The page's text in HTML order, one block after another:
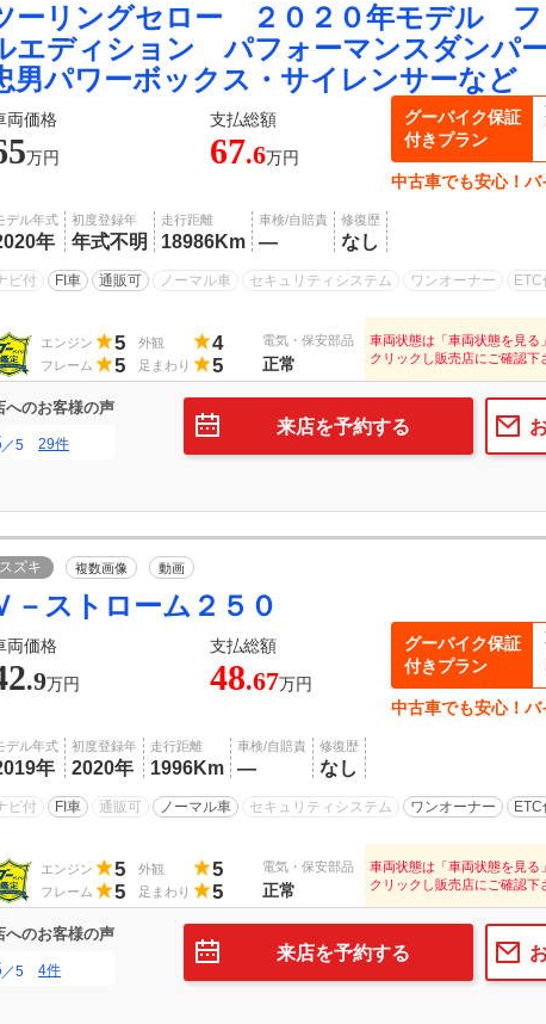
ーリングセロー ２０２０年モデル フ
エディション パフォーマンスダンパ
男パワーボックス・サイレンサーなど
両価格 支払総額
万円 67.6万円
デル年式
年
初度登録年
年式不明
走行距離
18986Km
車検/自賠責
―
修復歴
なし
ビ付 FI車 通販可 ノーマル車 セキュリティシステム ワンオーナー ETC
グーバイク保証
付きプラン
中古車でも安心！
エンジン 5 外観 4
フレーム 5 足まわり 5
電気・保安部品
正常
車両状態は「車両状態を見る
クリックし販売店にご確認下
へのお客様の声
／5 29件
来店を予約する
スズキ 複数画像 動画
－ストローム２５０
両価格 支払総額
.9万円 48.67万円
デル年式
年
初度登録年
2020年
走行距離
1996Km
車検/自賠責
―
修復歴
なし
ビ付 FI車 通販可 ノーマル車 セキュリティシステム ワンオーナー ETC
グーバイク保証
付きプラン
中古車でも安心！
エンジン 5 外観 5
フレーム 5 足まわり 5
電気・保安部品
正常
車両状態は「車両状態を見る
クリックし販売店にご確認下
へのお客様の声
／5 4件
来店を予約する